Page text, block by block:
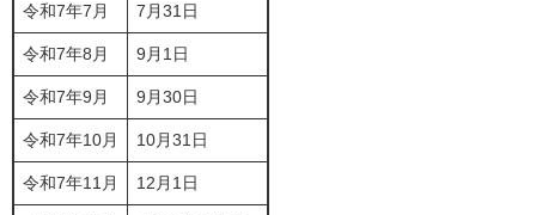
令和7年7月 7月31日
令和7年8月 9月1日
令和7年9月 9月30日
令和7年10月 10月31日
令和7年11月 12月1日